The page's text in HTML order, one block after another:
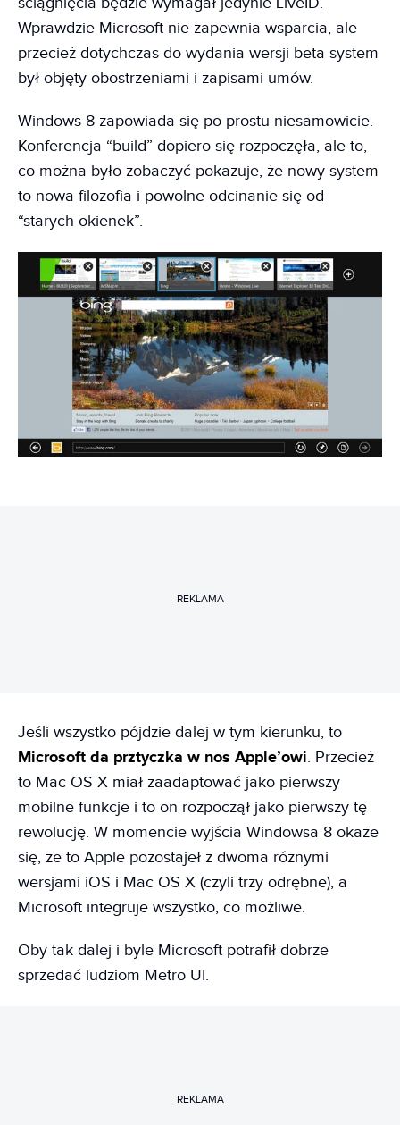
Wprawdzie Microsoft nie zapewnia wsparcia, ale
przecież dotychczas do wydania wersji beta system
był objęty obostrzeniami i zapisami umów.
Windows 8 zapowiada się po prostu niesamowicie.
Konferencja “build” dopiero się rozpoczęła, ale to,
co można było zobaczyć pokazuje, że nowy system
to nowa filozofia i powolne odcinanie się od
“starych okienek”.
REKLAMA
Jeśli wszystko pójdzie dalej w tym kierunku, to
Microsoft da prztyczka w nos Apple’owi. Przecież
to Mac OS X miał zaadaptować jako pierwszy
mobilne funkcje i to on rozpoczął jako pierwszy tę
rewolucję. W momencie wyjścia Windowsa 8 okaże
się, że to Apple pozostajeł z dwoma różnymi
wersjami iOS i Mac OS X (czyli trzy odrębne), a
Microsoft integruje wszystko, co możliwe.
Oby tak dalej i byle Microsoft potrafił dobrze
sprzedać ludziom Metro UI.
REKLAMA